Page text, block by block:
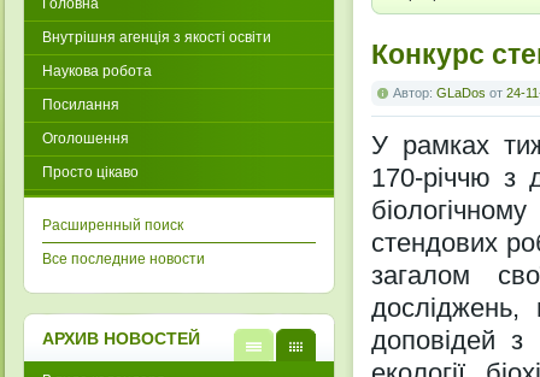
Конкурс
Автор: GLaDos от 24-
У рамках
170-річчю з
стендових
загалом
досліджень,
доповідей з
Головна
Внутрішня агенція з якості освіти
Наукова робота
Посилання
Оголошення
Просто цікаво
Расширенный поиск
Все последние новости
АРХИВ НОВОСТЕЙ